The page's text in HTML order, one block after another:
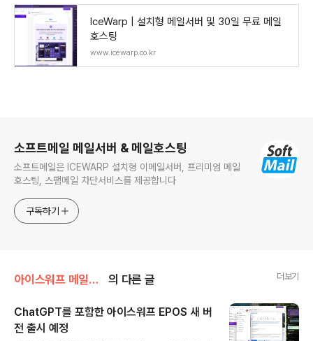
IceWarp | 설치형 메일서버 및 30일 무료 메일
호스팅
www.icewarp.co.kr
소프트메일 메일서버 & 메일호스팅
소프트메일은 ICEWARP 설치형 이메일서버, 프리미엄 메일
호스팅, 스팸메일 차단서비스를 제공합니다
구독하기
아이스워프 메일서버 의 다른 글 더보기
ChatGPT를 포함한 아이스워프 EPOS 새 버
전 출시 예정